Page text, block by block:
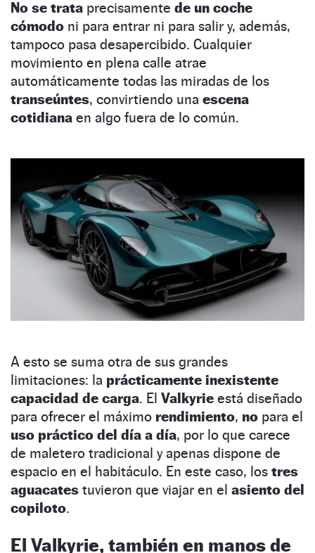
No se trata precisamente de un coche
cómodo ni para entrar ni para salir y, además,
tampoco pasa desapercibido. Cualquier
movimiento en plena calle atrae
automáticamente todas las miradas de los
transeúntes, convirtiendo una escena
cotidiana en algo fuera de lo común.
A esto se suma otra de sus grandes
limitaciones: la prácticamente inexistente
capacidad de carga. El Valkyrie está diseñado
para ofrecer el máximo rendimiento, no para el
uso práctico del día a día, por lo que carece
de maletero tradicional y apenas dispone de
espacio en el habitáculo. En este caso, los tres
aguacates tuvieron que viajar en el asiento del
copiloto.
El Valkyrie, también en manos de